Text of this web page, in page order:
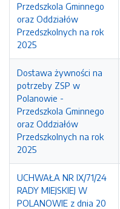
Przedszkola Gminnego
oraz Oddziałów
Przedszkolnych na rok
2025
Dostawa żywności na
potrzeby ZSP w
Polanowie -
Przedszkola Gminnego
oraz Oddziałów
Przedszkolnych na rok
2025
UCHWAŁA NR IX/71/24
RADY MIEJSKIEJ W
POLANOWIE z dnia 20